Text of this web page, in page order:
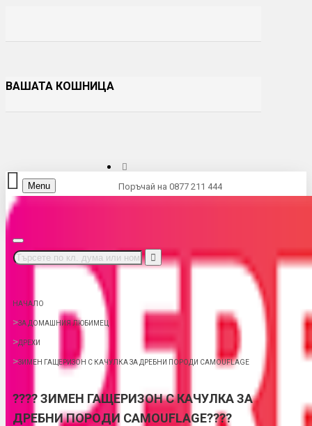
ВАШАТА КОШНИЦА
Поръчай на 0877 211 444
Menu
НАЧАЛО
ЗА ДОМАШНИЯ ЛЮБИМЕЦ
ДРЕХИ
ЗИМЕН ГАЩЕРИЗОН С КАЧУЛКА ЗА ДРЕБНИ ПОРОДИ CAMOUFLAGE
???? ЗИМЕН ГАЩЕРИЗОН С КАЧУЛКА ЗА
ДРЕБНИ ПОРОДИ CAMOUFLAGE????